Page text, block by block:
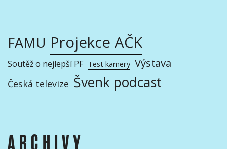
FAMU Projekce AČK
Soutěž o nejlepší PF Test kamery Výstava
Česká televize Švenk podcast
ARCHIVY